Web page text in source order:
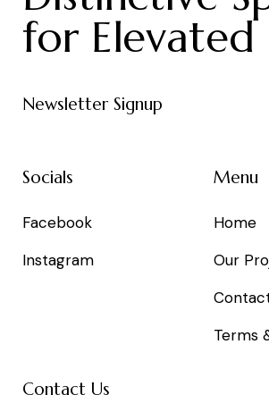
for Elevated
Newsletter Signup
Socials
Facebook
Instagram
Menu
Home
Our
Terms
Contact Us